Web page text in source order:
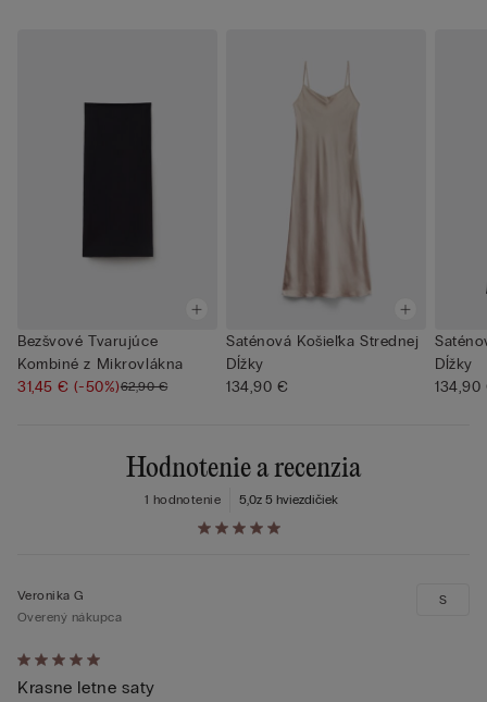
Bezšvové Tvarujúce
Kombiné z Mikrovlákna
31,45 €(-50%)62,90 €
Saténová Košieľka Strednej
Dĺžky
134,90 €
Dĺžky
134,90
Hodnotenie a recenzia
5,0z 5 hviezdičiek
1 hodnotenie
Hodnotenie:
5
Veronika G
Overený nákupca
Krasne letne saty
S